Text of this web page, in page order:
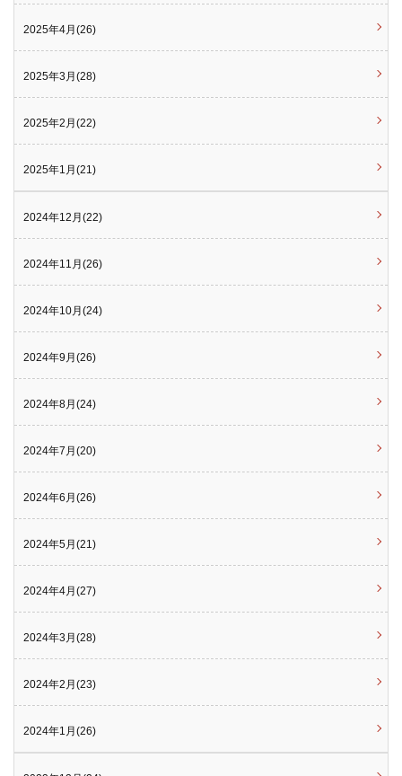
2025年4月(26)
2025年3月(28)
2025年2月(22)
2025年1月(21)
2024年12月(22)
2024年11月(26)
2024年10月(24)
2024年9月(26)
2024年8月(24)
2024年7月(20)
2024年6月(26)
2024年5月(21)
2024年4月(27)
2024年3月(28)
2024年2月(23)
2024年1月(26)